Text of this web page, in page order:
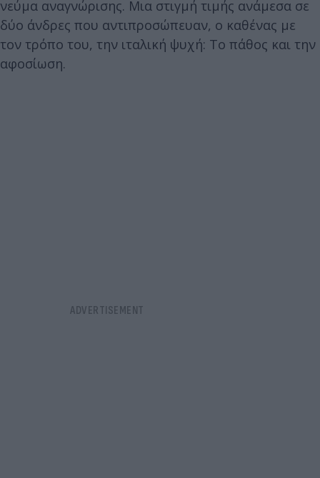
νεύμα αναγνώρισης. Μια στιγμή τιμής ανάμεσα σε
δύο άνδρες που αντιπροσώπευαν, ο καθένας με
τον τρόπο του, την ιταλική ψυχή: Το πάθος και την
αφοσίωση.